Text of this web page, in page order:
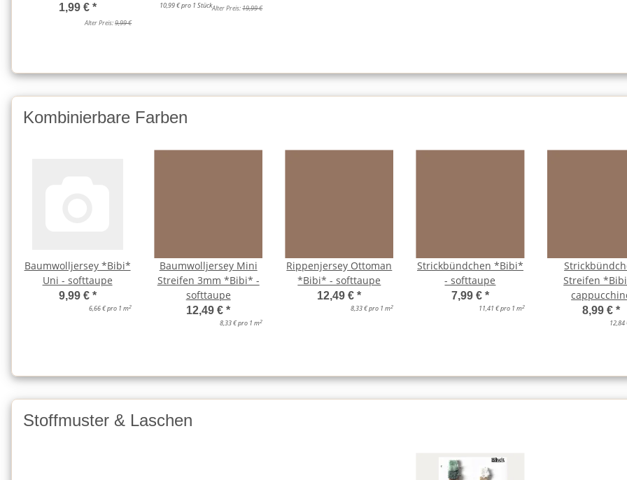
1,99 € *
Alter Preis:9,99 €
10,99 € pro 1 StückAlter Preis:19,99 €
Kombinierbare Farben
Baumwolljersey *Bibi*
Uni - softtaupe
9,99 € *
6,66 € pro 1 m2
Baumwolljersey Mini
Streifen 3mm *Bibi* -
softtaupe
12,49 €*
8,33 € pro 1 m2
Rippenjersey Ottoman
*Bibi* - softtaupe
12,49 €*
8,33 € pro 1 m2
Strickbündchen *Bibi*
- softtaupe
7,99 € *
11,41 € pro 1 m2
Streifen
8,99 €*
12,84
Stoffmuster & Laschen